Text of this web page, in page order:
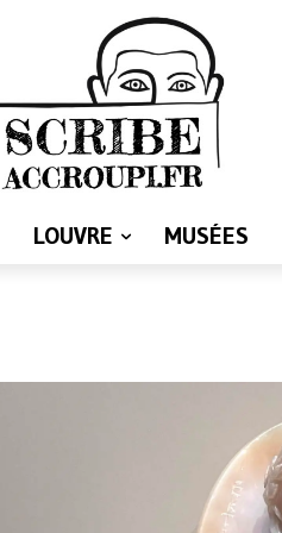
LOUVRE MUSÉES